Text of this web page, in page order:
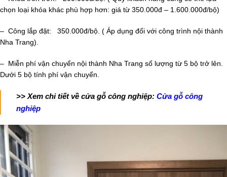
chọn loại khóa khác phù hợp hơn: giá từ 350.000đ – 1.600.000đ/bộ)
– Công lắp đặt: 350.000đ/bộ. ( Áp dụng đối với công trình nội thành
Nha Trang).
– Miễn phí vận chuyển nội thành Nha Trang số lượng từ 5 bộ trở lên.
Dưới 5 bộ tính phí vận chuyển.
>> Xem chi tiết về cửa gỗ công nghiệp: Cửa gỗ công
nghiệp